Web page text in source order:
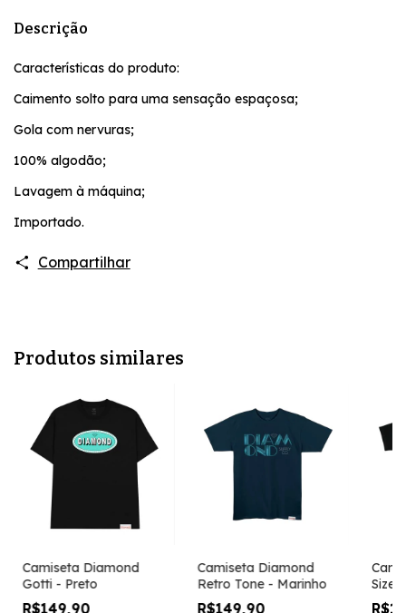
Descrição
Características do produto:
Caimento solto para uma sensação espaçosa;
Gola com nervuras;
100% algodão;
Lavagem à máquina;
Importado.
Compartilhar
Produtos similares
Camiseta Diamond
Gotti - Preto
R$149,90
Camiseta Diamond
Retro Tone - Marinho
R$149,90
Size